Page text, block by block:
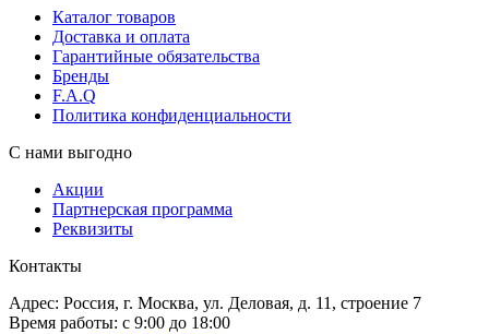
Каталог товаров
Доставка и оплата
Гарантийные обязательства
Бренды
F.A.Q
Политика конфиденциальности
С нами выгодно
Акции
Партнерская программа
Реквизиты
Контакты
Адрес: Россия, г. Москва, ул. Деловая, д. 11, строение 7
Время работы: с 9:00 до 18:00